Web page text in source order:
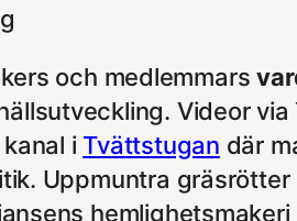
och medlemmars
Videor
i Tvättstugan där
Uppmuntra